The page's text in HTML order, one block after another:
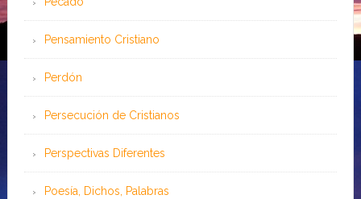
Pensamiento Cristiano
Perdón
Persecución de Cristianos
Perspectivas Diferentes
Poesía, Dichos, Palabras